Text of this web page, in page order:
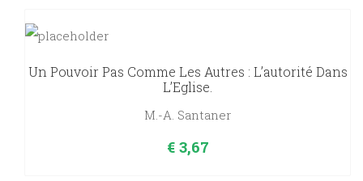
(Premier
quantity
Un Pouvoir Pas Comme Les Autres : L’autorité Dans
L’Eglise.
M.-A. Santaner
€3,67